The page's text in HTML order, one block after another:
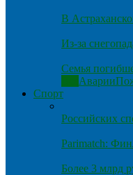
В
Из-за
Семья
Аварии
Спорт
Российских
Parimatch:
Более 3 млрд